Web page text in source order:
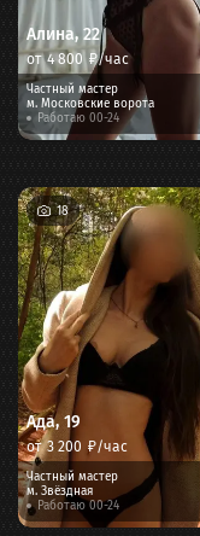
Алина, 22
от4 800 ₽/час
Частный мастер
м. Московские ворота
Работаю 00-24
Ада, 19
от3 200 ₽/час
Частный мастер
м. Звёздная
Работаю 00-24
18